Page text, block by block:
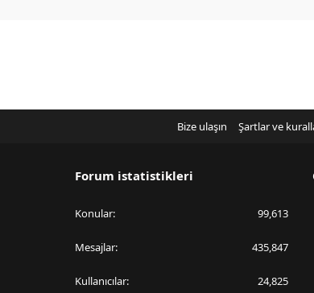
Bize ulaşın Şartlar ve
Forum istatistikleri
Konular 99,613
Mesajlar 435,847
Kullanıcılar 24,825